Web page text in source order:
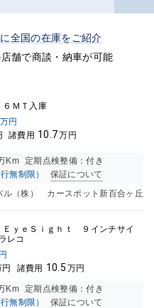
全国の在庫をご紹介
舗で商談・納車が可能
ＭＴ入庫
万円
諸費用 10.7万円
Km
定期点検整備：付き
無制限）
保証について
ル（株） カースポット新百合ヶ丘
ｙｅＳｉｇｈｔ ９インチサイ
レコ
諸費用 10.5 万円
Km
定期点検整備：付き
無制限）
保証について